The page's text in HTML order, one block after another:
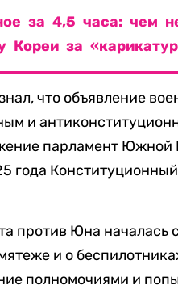
за 4,5 часа: чем
Кореи за
что объявление
и
парламент Южной
года
против Юна началась
и о
полномочиями и